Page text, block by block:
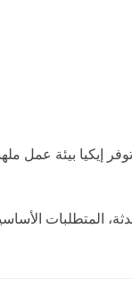
إيكيا بيئة
المتطلبات